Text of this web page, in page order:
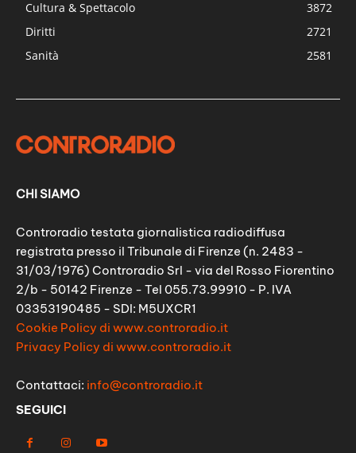
Cultura & Spettacolo
3872
Diritti
2721
Sanità
2581
CHI SIAMO
Controradio testata giornalistica radiodiffusa
registrata presso il Tribunale di Firenze (n. 2483 -
31/03/1976) Controradio Srl - via del Rosso Fiorentino
2/b - 50142 Firenze - Tel 055.73.99910 - P. IVA
03353190485 - SDI: M5UXCR1
Cookie Policy di www.controradio.it
Privacy Policy di www.controradio.it
Contattaci: info@controradio.it
SEGUICI